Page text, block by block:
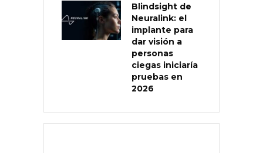
Blindsight de
Neuralink: el
implante para
dar visión a
personas
ciegas iniciaría
pruebas en
2026